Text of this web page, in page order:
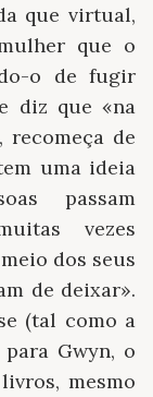
que virtual,
que o
o de fugir
diz que «na
recomeça de
uma ideia
passam
vezes
dos seus
de deixar».
(tal como a
Gwyn, o
mesmo